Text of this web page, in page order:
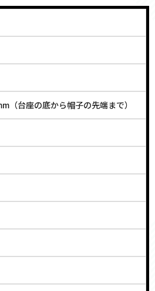
（台座の底から帽子の先端まで）